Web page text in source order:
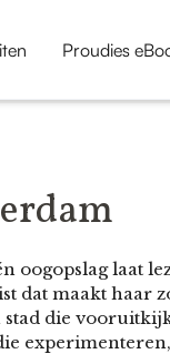
Proudies
oogopslag laat
dat maakt haar
die